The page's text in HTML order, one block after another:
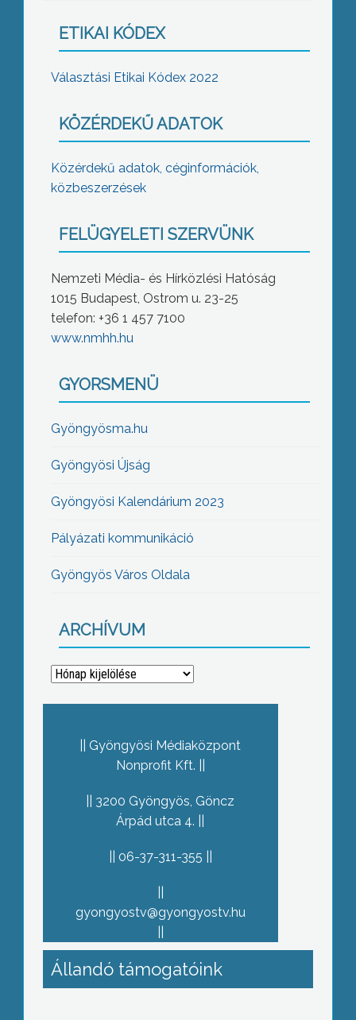
ETIKAI KÓDEX
Választási Etikai Kódex 2022
KÖZÉRDEKŰ ADATOK
Közérdekű adatok, céginformációk,
közbeszerzések
FELÜGYELETI SZERVÜNK
Nemzeti Média- és Hírközlési Hatóság
1015 Budapest, Ostrom u. 23-25
telefon: +36 1 457 7100
www.nmhh.hu
GYORSMENÜ
Gyöngyösma.hu
Gyöngyösi Újság
Gyöngyösi Kalendárium 2023
Pályázati kommunikáció
Gyöngyös Város Oldala
ARCHÍVUM
Archívum
Gyöngyösi Médiaközpont
Nonprofit Kft.
3200 Gyöngyös, Göncz
Árpád utca 4.
06-37-311-355
gyongyostv@gyongyostv.hu
Állandó támogatóink